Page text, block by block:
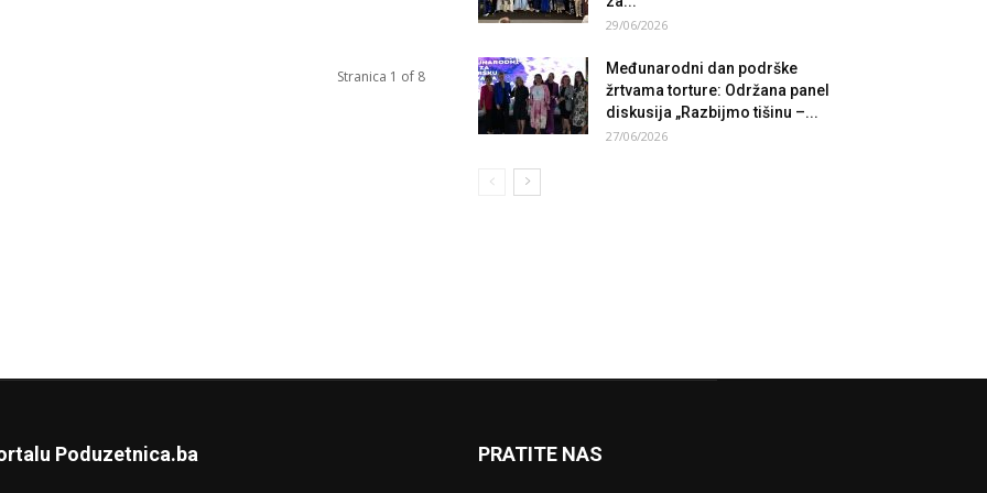
Stranica 1 of 8
29/06/2026
Međunarodni dan podrške
žrtvama torture: Održana panel
diskusija „Razbijmo tišinu –...
27/06/2026
Poduzetnica.ba PRATITE NAS